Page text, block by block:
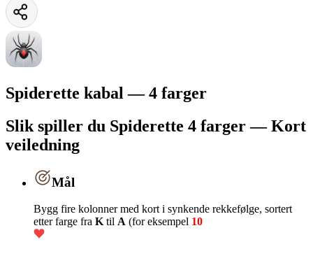
Spiderette kabal — 4 farger
Slik spiller du Spiderette 4 farger — Kort
veiledning
Mål
Bygg fire kolonner med kort i synkende rekkefølge, sortert
etter farge fra Ktil A (for eksempel 10